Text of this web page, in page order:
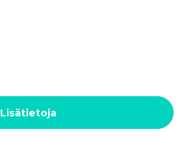
Lisätietoja